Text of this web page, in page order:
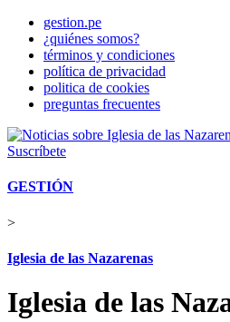
gestion.pe
¿quiénes somos?
términos y condiciones
política de privacidad
politica de cookies
preguntas frecuentes
Suscríbete
GESTIÓN
>
Iglesia de las Nazarenas
Iglesia de las